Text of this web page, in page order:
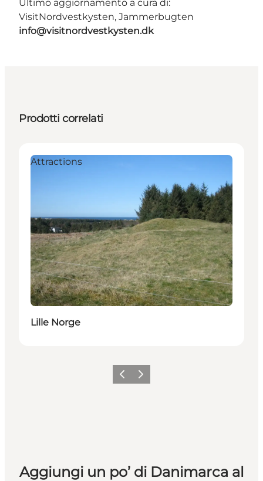
Ultimo aggiornamento a cura di:
VisitNordvestkysten, Jammerbugten
info@visitnordvestkysten.dk
Prodotti correlati
Attractions
Lille Norge
Precedente
Avanti
Aggiungi un po’ di Danimarca al